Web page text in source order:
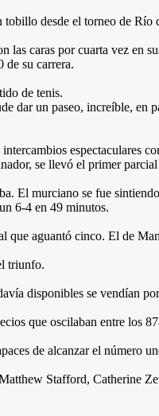
desde el torneo de
caras por cuarta vez en
de su carrera.
de tenis.
dar un paseo, increíble, en
espectaculares
se llevó el primer
El murciano se fue
6-4 en 49 minutos.
que aguantó cinco. El de
triunfo.
disponibles se vendían
que oscilaban entre los
de alcanzar el número
Stafford, Catherine